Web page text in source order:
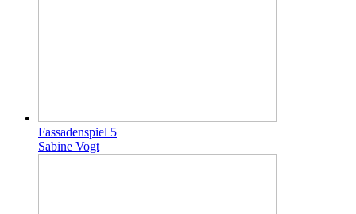
Fassadenspiel 5
Sabine Vogt